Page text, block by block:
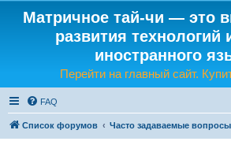
Матричное тай-чи — это
развития технологий
иностранного
Перейти на главный сайт.
FAQ
Список форумов Часто задаваемые вопросы